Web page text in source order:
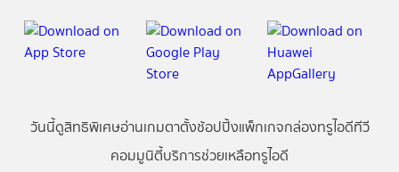
วันนี้ดูสิทธิพิเศษอ่านเกมตาตั้งช้อปปิ้งแพ็กเกจกล่องทรูไอดีทีวี
คอมมูนิตี้บริการช่วยเหลือทรูไอดี